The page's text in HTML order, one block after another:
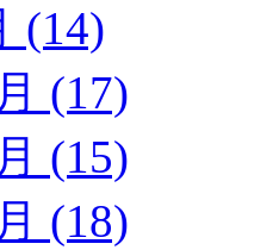
(14)
(17)
(15)
(18)